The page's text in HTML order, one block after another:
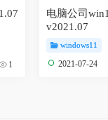
1
电脑公司
v2021.07
windows11
2021-07-24